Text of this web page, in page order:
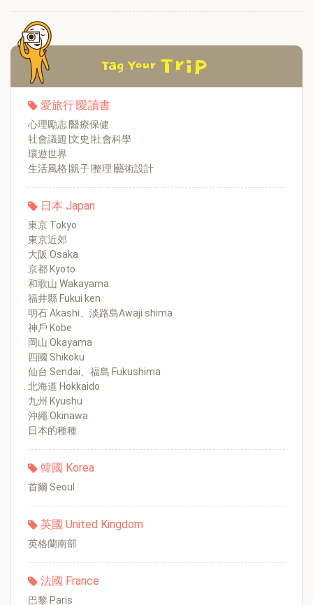
愛旅行∣愛讀書
心理勵志∣醫療保健
社會議題∣文史∣社會科學
環遊世界
生活風格∣親子∣整理∣藝術設計
日本 Japan
東京 Tokyo
東京近郊
大阪 Osaka
京都 Kyoto
和歌山 Wakayama
福井縣 Fukui ken
明石 Akashi、淡路島Awaji shima
神戶 Kobe
岡山 Okayama
四國 Shikoku
仙台 Sendai、福島 Fukushima
北海道 Hokkaido
九州 Kyushu
沖繩 Okinawa
日本的種種
韓國 Korea
首爾 Seoul
英國 United Kingdom
英格蘭南部
法國 France
巴黎 Paris